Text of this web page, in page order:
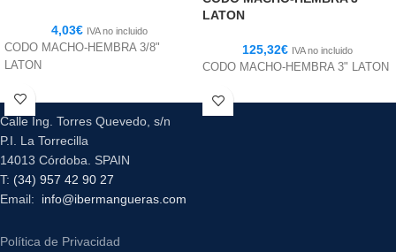
4,03€ IVA no incluido
CODO MACHO-HEMBRA 3/8"
LATON
LATON
125,32€ IVA no incluido
CODO MACHO-HEMBRA 3" LATON
Calle Ing. Torres Quevedo, s/n
P.I. La Torrecilla
14013 Córdoba. SPAIN
T: (34) 957 42 90 27
Email: info@ibermangueras.com
Política de Privacidad